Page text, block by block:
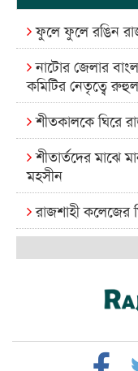
ফুলে ফুলে রঙিন
নাটোর জেলার
কমিটির নেতৃত্বে
শীতকালকে ঘিরে
শীতার্তদের মাঝে
মহসীন
রাজশাহী কলেজের
কেমন আছে
রাজশাইন
রাজশাহী কলেজের